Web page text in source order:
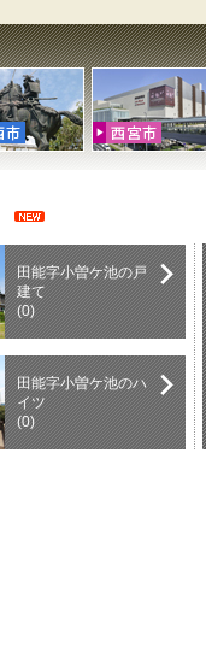
田能字小曽ケ池の戸
建て
(0)
田能字小曽ケ池のハ
イツ
(0)